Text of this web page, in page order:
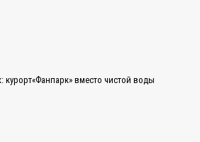
вместо чистой воды